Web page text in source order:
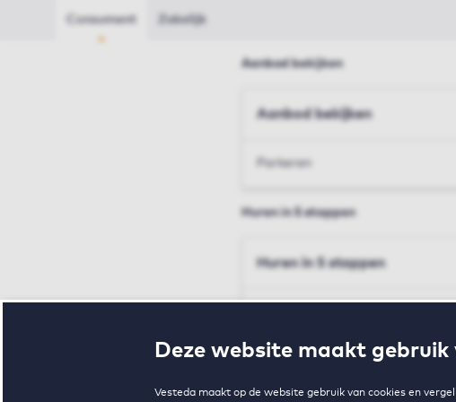
Deze website maakt gebruik
Vesteda maakt op de website gebruik van cookies en
Consument Zakelijk
Aanbod bekijken
Aanbod bekijken
Parkeren
Huren in 5 stappen
Huren in 5 stappen
Voorwaarden en toewijzing